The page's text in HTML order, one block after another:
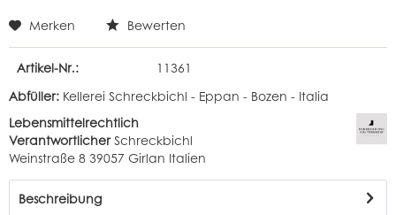
Merken Bewerten
Artikel-Nr.:
11361
Abfüller: Kellerei Schreckbichl - Eppan - Bozen - Italia
Lebensmittelrechtlich
VerantwortlicherSchreckbichl
Weinstraße 8 39057 Girlan Italien
Beschreibung